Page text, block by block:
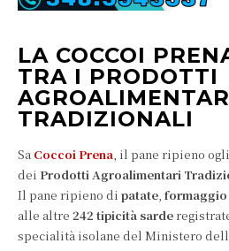
LA COCCOI
TRA I PRODOTTI
TRADIZIONALI
Sa Coccoi Prena, il pane ripieno
dei Prodotti Agroalimentari
Il pane ripieno di patate, formaggio
alle altre 242 tipicità sarde
specialità isolane del Ministero